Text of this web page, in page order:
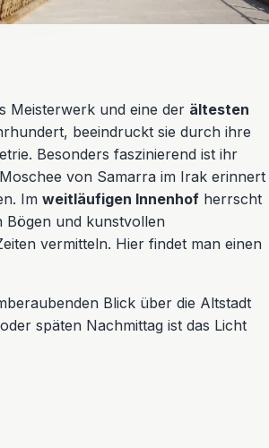
Meisterwerk und eine der ältesten
beeindruckt sie durch ihre
Besonders faszinierend ist ihr
von Samarra im Irak erinnert
Im weitläufigen Innenhof herrscht
Bögen und kunstvollen
vermitteln. Hier findet man einen
Blick über die Altstadt
späten Nachmittag ist das Licht